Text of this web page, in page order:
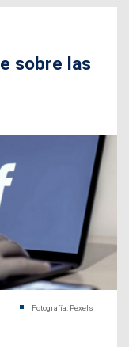
sobre las
Fotografía: Pexels